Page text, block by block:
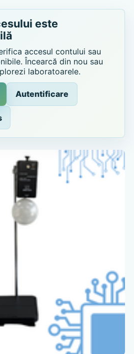
este
accesul contului sau
Încearcă din nou sau
laboratoarele.
Autentificare